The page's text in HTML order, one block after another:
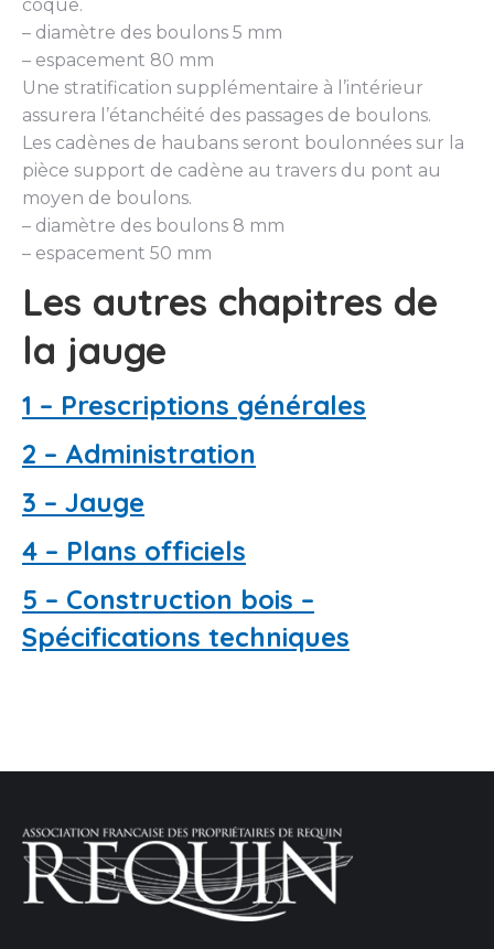
coque.
– diamètre des boulons 5 mm
– espacement 80 mm
Une stratification supplémentaire à l’intérieur
assurera l’étanchéité des passages de boulons.
Les cadènes de haubans seront boulonnées sur la
pièce support de cadène au travers du pont au
moyen de boulons.
– diamètre des boulons 8 mm
– espacement 50 mm
Les autres chapitres de
la jauge
1 – Prescriptions générales
2 – Administration
3 – Jauge
4 – Plans officiels
5 – Construction bois –
Spécifications techniques